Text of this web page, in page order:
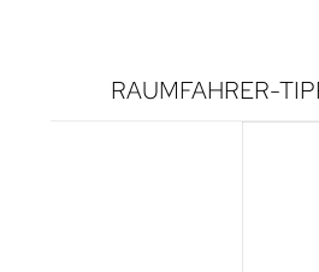
RAUMFAHRER-